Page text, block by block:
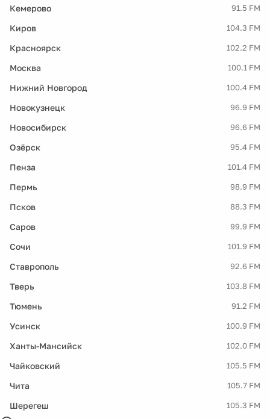
Кемерово 91.5 FM
Киров 104.3 FM
Красноярск 102.2 FM
Москва 100.1 FM
Нижний Новгород 100.4 FM
Новокузнецк 96.9 FM
Новосибирск 96.6 FM
Озёрск 95.4 FM
Пенза 101.4 FM
Пермь 98.9 FM
Псков 88.3 FM
Саров 99.9 FM
Сочи 101.9 FM
Ставрополь 92.6 FM
Тверь 103.8 FM
Тюмень 91.2 FM
Усинск 100.9 FM
Ханты-Мансийск 102.0 FM
Чайковский 105.5 FM
Чита 105.7 FM
Шерегеш 105.3 FM